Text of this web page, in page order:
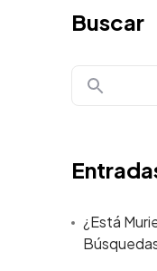
Buscar
¿Está